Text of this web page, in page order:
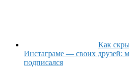
Как
Инстаграме — своих друзей:
подписался